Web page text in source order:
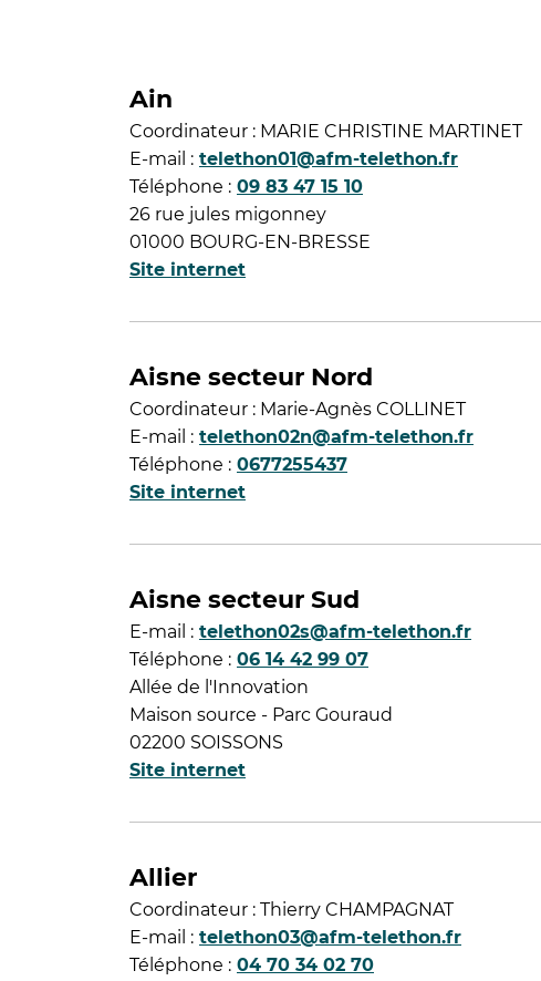
Ain
Coordinateur : MARIE CHRISTINE MARTINET
E-mail : telethon01@afm-telethon.fr
Téléphone : 09 83 47 15 10
26 rue jules migonney
01000 BOURG-EN-BRESSE
Site internet
Aisne secteur Nord
Coordinateur : Marie-Agnès COLLINET
E-mail : telethon02n@afm-telethon.fr
Téléphone : 0677255437
Site internet
Aisne secteur Sud
E-mail : telethon02s@afm-telethon.fr
Téléphone : 06 14 42 99 07
Allée de l'Innovation
Maison source - Parc Gouraud
02200 SOISSONS
Site internet
Allier
Coordinateur : Thierry CHAMPAGNAT
E-mail : telethon03@afm-telethon.fr
Téléphone : 04 70 34 02 70